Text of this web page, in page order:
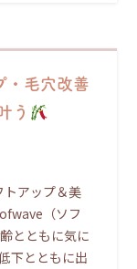
・毛穴改善
う
トアップ＆美
（ソフ
とともに気に
下とともに出